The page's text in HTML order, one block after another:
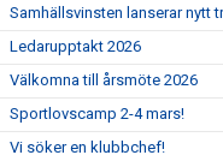
Samhällsvinsten lanserar nytt
Ledarupptakt 2026
Välkomna till årsmöte 2026
Sportlovscamp 2-4 mars!
Vi söker en klubbchef!